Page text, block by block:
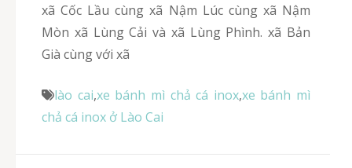
xã Cốc Lầu cùng xã Nậm Lúc cùng xã Nậm
Mòn xã Lùng Cải và xã Lùng Phình. xã Bản
Già cùng với xã
lào cai,xe bánh mì chả cá inox,xe bánh mì
chả cá inox ở Lào Cai